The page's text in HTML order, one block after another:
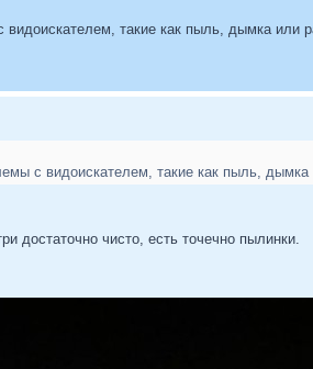
видоискателем, такие как пыль, дымка или
с видоискателем, такие как пыль,
достаточно чисто, есть точечно пылинки.